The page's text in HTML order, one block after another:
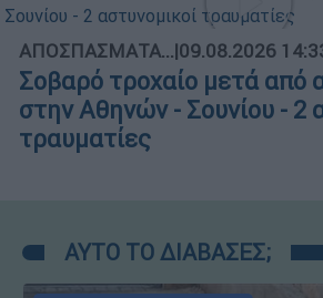
ΑΠΟΣΠΑΣΜΑΤΑ...|09.08.2026
Σοβαρό τροχαίο μετά από
στην Αθηνών - Σουνίου - 2
τραυματίες
ΑΥΤΟ ΤΟ ΔΙΑΒΑΣΕΣ;